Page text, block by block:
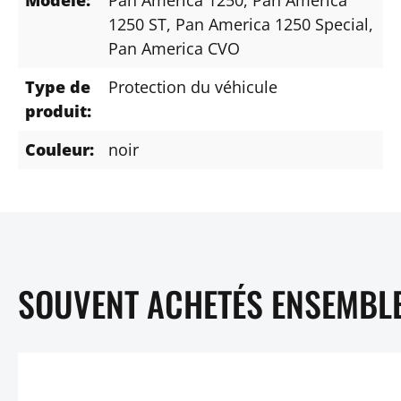
1250 ST, Pan America 1250 Special,
Pan America CVO
Type de
produit:
Protection du véhicule
Couleur: noir
SOUVENT ACHETÉS